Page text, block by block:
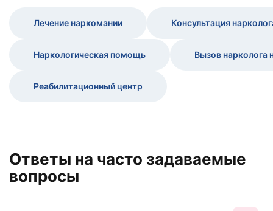
Лечение наркомании Консультация
Наркологическая помощь Вызов нарколога
Реабилитационный центр
Ответы на часто задаваемые
вопросы